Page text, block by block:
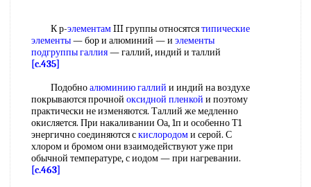
К р-элементамIII группы относятсятипические
элементы— бор и алюминий — и элементы
подгруппы галлия— галлий, индий и таллий
[c.435]
Подобноалюминию галлий и индий на воздухе
покрываются прочной оксидной пленкой и поэтому
практически не изменяются. Таллий же медленно
окисляется. При накаливании Оа, 1п и особенно Т1
энергично соединяются скислородоми серой. С
хлором и бромом они взаимодействуют уже при
обычной температуре, с иодом — при нагревании.
[c.463]